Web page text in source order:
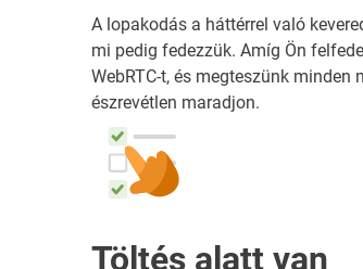
A lopakodás a háttérrel való
mi pedig fedezzük. Amíg Ön
WebRTC-t, és megteszünk
észrevétlen maradjon.
Töltés alatt van